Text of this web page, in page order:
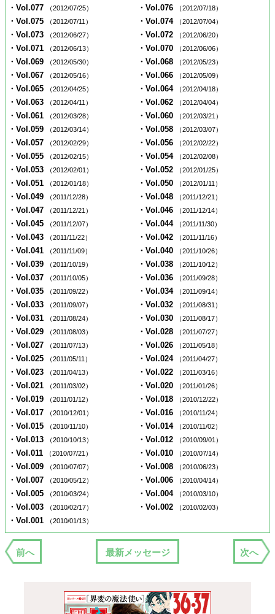
・Vol.077 （2012/07/25） ・Vol.076 （2012/07/18）
・Vol.075 （2012/07/11） ・Vol.074 （2012/07/04）
・Vol.073 （2012/06/27） ・Vol.072 （2012/06/20）
・Vol.071 （2012/06/13） ・Vol.070 （2012/06/06）
・Vol.069 （2012/05/30） ・Vol.068 （2012/05/23）
・Vol.067 （2012/05/16） ・Vol.066 （2012/05/09）
・Vol.065 （2012/04/25） ・Vol.064 （2012/04/18）
・Vol.063 （2012/04/11） ・Vol.062 （2012/04/04）
・Vol.061 （2012/03/28） ・Vol.060 （2012/03/21）
・Vol.059 （2012/03/14） ・Vol.058 （2012/03/07）
・Vol.057 （2012/02/29） ・Vol.056 （2012/02/22）
・Vol.055 （2012/02/15） ・Vol.054 （2012/02/08）
・Vol.053 （2012/02/01） ・Vol.052 （2012/01/25）
・Vol.051 （2012/01/18） ・Vol.050 （2012/01/11）
・Vol.049 （2011/12/28） ・Vol.048 （2011/12/21）
・Vol.047 （2011/12/21） ・Vol.046 （2011/12/14）
・Vol.045 （2011/12/07） ・Vol.044 （2011/11/30）
・Vol.043 （2011/11/22） ・Vol.042 （2011/11/16）
・Vol.041 （2011/11/09） ・Vol.040 （2011/10/26）
・Vol.039 （2011/10/19） ・Vol.038 （2011/10/12）
・Vol.037 （2011/10/05） ・Vol.036 （2011/09/28）
・Vol.035 （2011/09/22） ・Vol.034 （2011/09/14）
・Vol.033 （2011/09/07） ・Vol.032 （2011/08/31）
・Vol.031 （2011/08/24） ・Vol.030 （2011/08/17）
・Vol.029 （2011/08/03） ・Vol.028 （2011/07/27）
・Vol.027 （2011/07/13） ・Vol.026 （2011/05/18）
・Vol.025 （2011/05/11） ・Vol.024 （2011/04/27）
・Vol.023 （2011/04/13） ・Vol.022 （2011/03/16）
・Vol.021 （2011/03/02） ・Vol.020 （2011/01/26）
・Vol.019 （2011/01/12） ・Vol.018 （2010/12/22）
・Vol.017 （2010/12/01） ・Vol.016 （2010/11/24）
・Vol.015 （2010/11/10） ・Vol.014 （2010/11/02）
・Vol.013 （2010/10/13） ・Vol.012 （2010/09/01）
・Vol.011 （2010/07/21） ・Vol.010 （2010/07/14）
・Vol.009 （2010/07/07） ・Vol.008 （2010/06/23）
・Vol.007 （2010/05/12） ・Vol.006 （2010/04/14）
・Vol.005 （2010/03/24） ・Vol.004 （2010/03/10）
・Vol.003 （2010/02/17） ・Vol.002 （2010/02/03）
・Vol.001 （2010/01/13）
前へ 最新メッセージ 次へ